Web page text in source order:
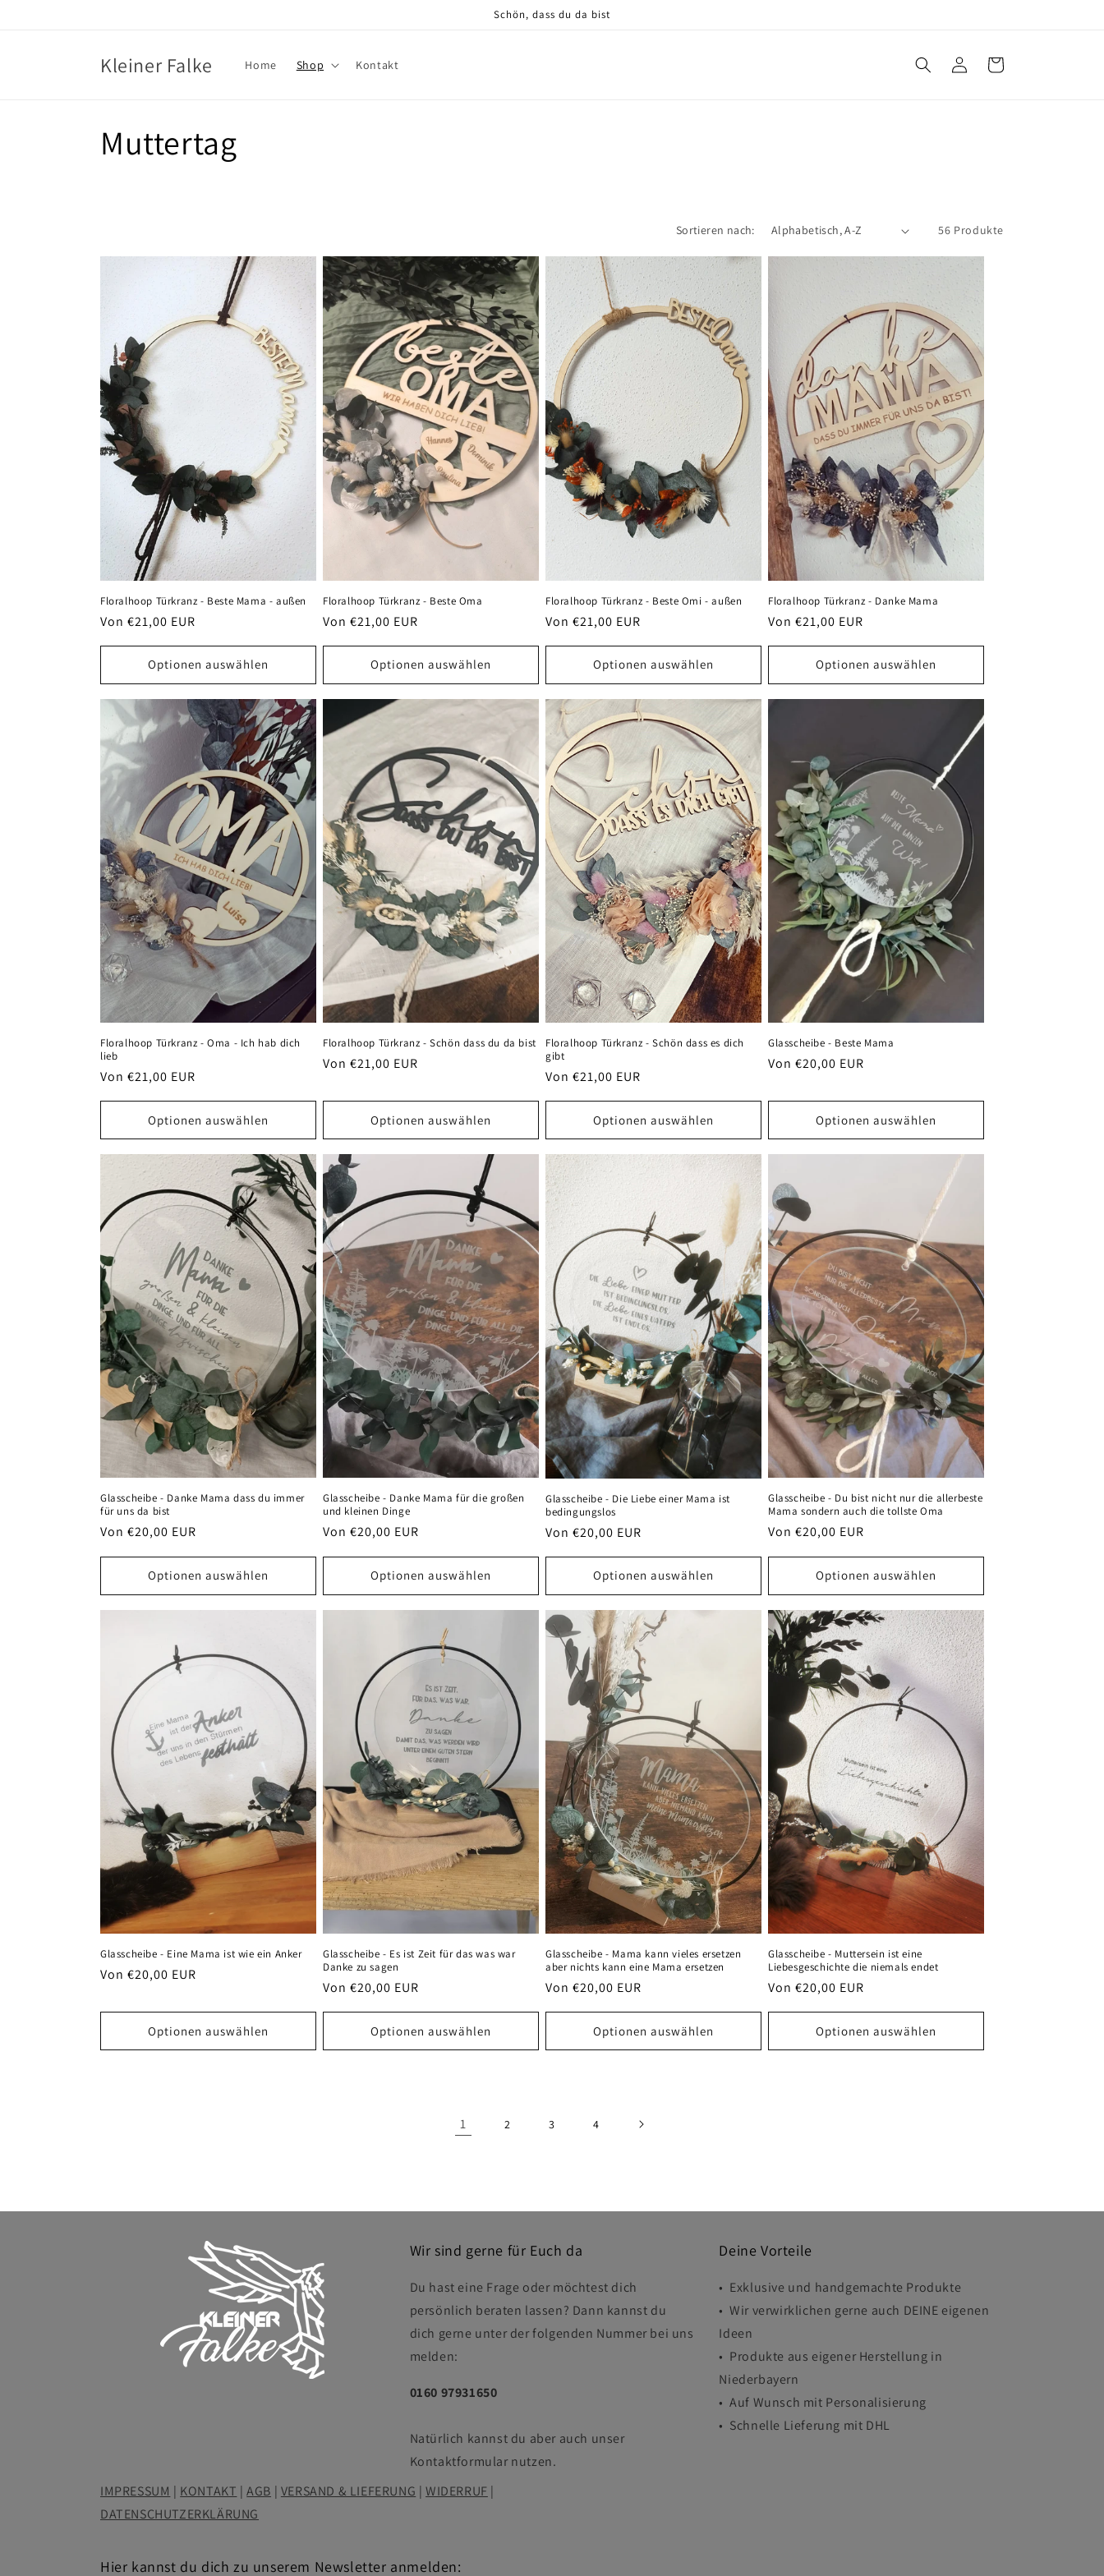
Schön, dass du da bist
Kleiner Falke Home Shop Kontakt EinloggenWarenkorb
K
e
g
o
r
i
:
Muttertag
Sortieren nach: 56 Produkte
Floralhoop Türkranz - Beste Mama - außen
Normaler
Von €21,00 EUR
Optionen auswählen
Floralhoop Türkranz - Beste Oma
Normaler
Von €21,00 EUR
Optionen auswählen
Floralhoop Türkranz - Beste Omi - außen
Normaler
Von €21,00 EUR
Optionen auswählen
Floralhoop Türkranz - Danke Mama
Normaler
Von €21,00 EUR
Optionen auswählen
Floralhoop Türkranz - Oma - Ich hab dich
lieb
Normaler
Von €21,00 EUR
Optionen auswählen
Floralhoop Türkranz - Schön dass du da bist
Normaler
Von €21,00 EUR
Optionen auswählen
Floralhoop Türkranz - Schön dass es dich
gibt
Normaler
Von €21,00 EUR
Optionen auswählen
Glasscheibe - Beste Mama
Normaler
Von €20,00 EUR
Optionen auswählen
Glasscheibe - Danke Mama dass du immer
für uns da bist
Normaler
Von €20,00 EUR
Optionen auswählen
Glasscheibe - Danke Mama für die großen
und kleinen Dinge
Normaler
Von €20,00 EUR
Optionen auswählen
Glasscheibe - Die Liebe einer Mama ist
bedingungslos
Normaler
Von €20,00 EUR
Optionen auswählen
Glasscheibe - Du bist nicht nur die allerbeste
Mama sondern auch die tollste Oma
Normaler
Von €20,00 EUR
Optionen auswählen
Glasscheibe - Eine Mama ist wie ein Anker
Normaler
Von €20,00 EUR
Optionen auswählen
Glasscheibe - Es ist Zeit für das was war
Danke zu sagen
Normaler
Von €20,00 EUR
Optionen auswählen
Glasscheibe - Mama kann vieles ersetzen
aber nichts kann eine Mama ersetzen
Normaler
Von €20,00 EUR
Optionen auswählen
Glasscheibe - Muttersein ist eine
Liebesgeschichte die niemals endet
Normaler
Von €20,00 EUR
Optionen auswählen
1 2 3 4
Wir sind gerne für Euch da
Du hast eine Frage oder möchtest dich
persönlich beraten lassen? Dann kannst du
dich gerne unter der folgenden Nummer bei uns
melden:
0160 97931650
Natürlich kannst du aber auch unser
Kontaktformular nutzen.
Deine Vorteile
• Exklusive und handgemachte Produkte
• Wir verwirklichen gerne auch DEINE eigenen
Ideen
• Produkte aus eigener Herstellung in
Niederbayern
• Auf Wunsch mit Personalisierung
• Schnelle Lieferung mit DHL
IMPRESSUM | KONTAKT |AGB | VERSAND & LIEFERUNG |WIDERRUF |
DATENSCHUTZERKLÄRUNG
Hier kannst du dich zu unserem Newsletter anmelden: